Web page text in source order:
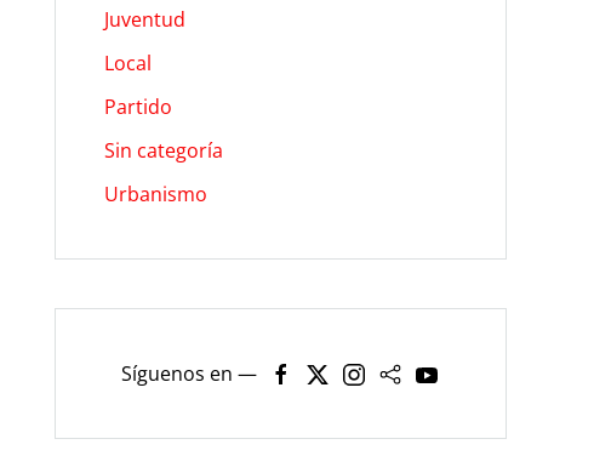
Juventud
Local
Partido
Sin categoría
Urbanismo
Síguenos en —